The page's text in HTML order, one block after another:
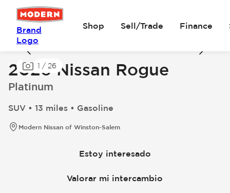
Brand
Logo
Shop Sell/Trade Finance
1 / 26
2026 Nissan Rogue
Platinum
SUV • 13 miles • Gasoline
Modern Nissan of Winston-Salem
Estoy interesado
Valorar mi intercambio